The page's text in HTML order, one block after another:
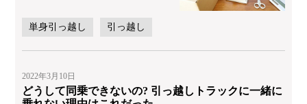
単身引っ越し 引っ越し
2022年3月10日
どうして同乗できないの? 引っ越しトラックに一緒に